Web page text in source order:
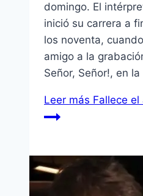
domingo. El
inició su carrera a
los noventa,
amigo a la
Señor, Señor!, en
Leer más Fallece